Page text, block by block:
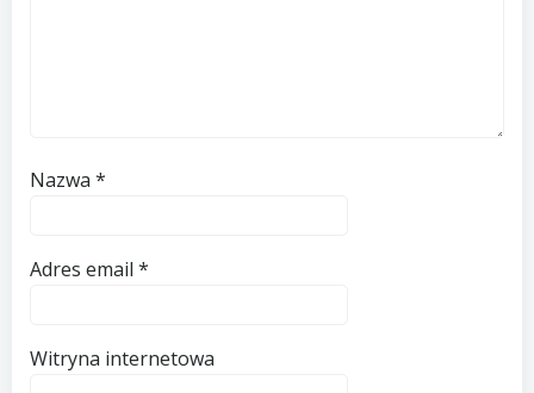
Nazwa *
Adres email *
Witryna internetowa